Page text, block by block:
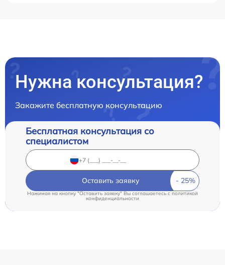
Нужна консультация?
Закажите бесплатную консультацию
Бесплатная консультация со
специалистом
Оставить заявку
Нажимая на кнопку "Оставить заявку" Вы соглашаетесь c политикой
конфиденциальности